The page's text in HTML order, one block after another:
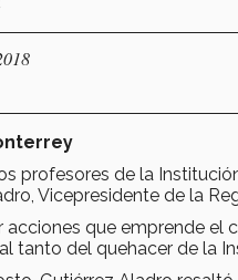
profesores de la
Vicepresidente de la
acciones que emprende
tanto del quehacer de la